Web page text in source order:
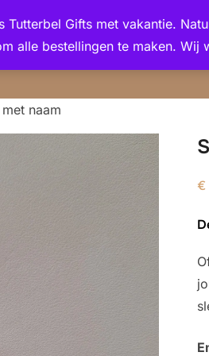
Gifts met vakantie.
alle bestellingen te maken. Wij
naam
€